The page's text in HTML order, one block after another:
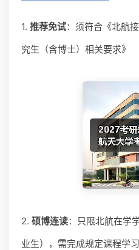
1. 推荐免试：须符合《北航
究生（含博士）相关要求》
2. 硕博连读：只限北航在学
业生），需完成规定课程学